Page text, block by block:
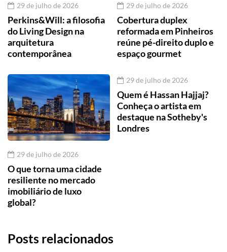
29 de julho de 2026
Perkins&Will: a filosofia
do Living Design na
arquitetura
contemporânea
29 de julho de 2026
Cobertura duplex
reformada em Pinheiros
reúne pé-direito duplo e
espaço gourmet
29 de julho de 2026
O que torna uma cidade
resiliente no mercado
imobiliário de luxo
global?
29 de julho de 2026
Quem é Hassan Hajjaj?
Conheça o artista em
destaque na Sotheby's
Londres
Posts relacionados